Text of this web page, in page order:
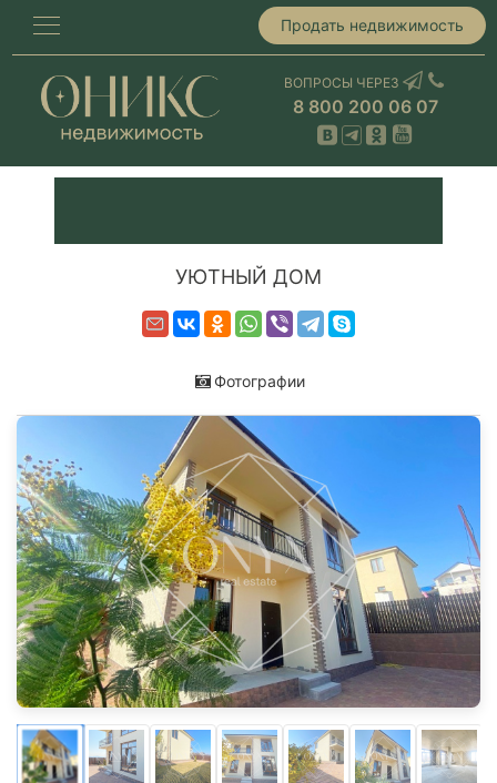
Продать недвижимость
ВОПРОСЫ ЧЕРЕЗ
8 800 200 06 07
УЮТНЫЙ ДОМ
Фотографии